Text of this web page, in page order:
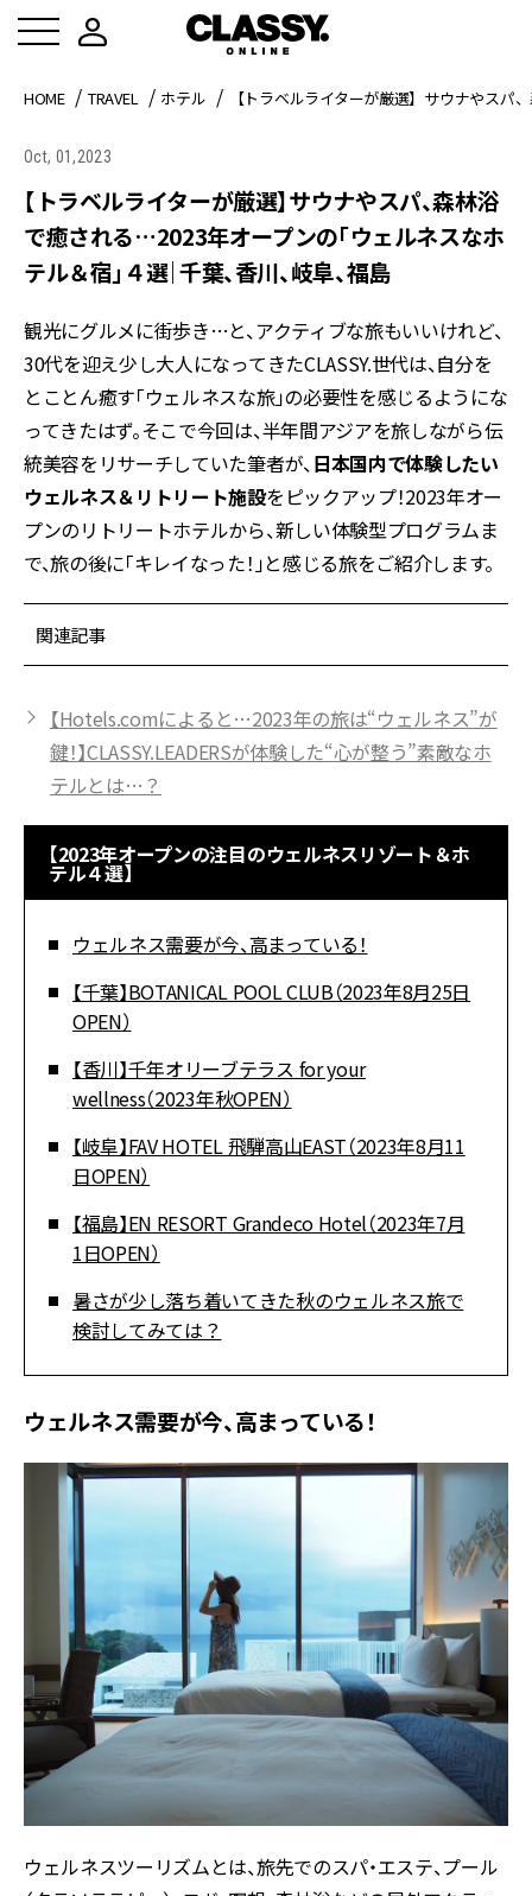
HOME TRAVEL ホテル 【トラベルライターが厳選】サウナやス
Oct, 01,2023
【トラベルライターが厳選】サウナやスパ、森林浴
で癒される…2023年オープンの「ウェルネスなホ
テル＆宿」４選｜千葉、香川、岐阜、福島
観光にグルメに街歩き…と、アクティブな旅もいいけれど、
30代を迎え少し大人になってきたCLASSY.世代は、自分を
とことん癒す「ウェルネスな旅」の必要性を感じるようにな
ってきたはず。そこで今回は、半年間アジアを旅しながら伝
統美容をリサーチしていた筆者が、日本国内で体験したい
ウェルネス＆リトリート施設をピックアップ！2023年オー
プンのリトリートホテルから、新しい体験型プログラムま
で、旅の後に「キレイなった！」と感じる旅をご紹介します。
関連記事
【Hotels.comによると…2023年の旅は“ウェルネス”が
鍵！】CLASSY.LEADERSが体験した“心が整う”素敵なホ
テルとは…？
【2023年オープンの注目のウェルネスリゾート＆ホ
テル４選】
ウェルネス需要が今、高まっている！
【千葉】BOTANICAL POOL CLUB（2023年8月25日
OPEN）
【香川】千年オリーブテラス for your
wellness（2023年秋OPEN）
【岐阜】FAV HOTEL 飛騨高山EAST（2023年8月11
日OPEN）
【福島】EN RESORT Grandeco Hotel（2023年7月
1日OPEN）
暑さが少し落ち着いてきた秋のウェルネス旅で
検討してみては？
ウェルネス需要が今、高まっている！
ウェルネスツーリズムとは、旅先でのスパ・エステ、プール